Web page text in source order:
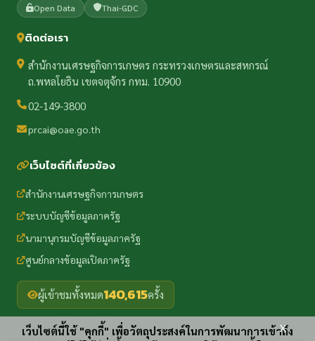
Open Data Thai-GDC
ติดต่อเรา
สำนักงานเศรษฐกิจการเกษตร กระทรวงเกษตรและสหกรณ์
ถ.พหลโยธิน เขตจตุจักร กทม. 10900
02-149-3800
prcai@oae.go.th
เว็บไซต์ที่เกี่ยวข้อง
สำนักงานเศรษฐกิจการเกษตร
ระบบบัญชีข้อมูลภาครัฐ
นามานุกรมบัญชีข้อมูลภาครัฐ
ศูนย์กลางข้อมูลเปิดภาครัฐ
ผู้เข้าชมทั้งหมด140,615ครั้ง
เว็บไซต์นี้ใช้ "คุกกี้" เพื่อวัตถุประสงค์ในการพัฒนาการเข้าถึง
x